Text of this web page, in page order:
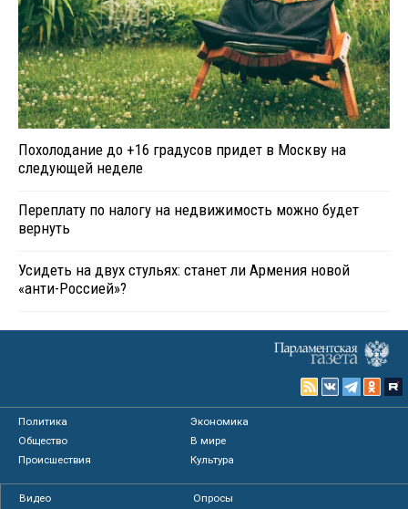
Похолодание до +16 градусов придет в Москву на
следующей неделе
Переплату по налогу на недвижимость можно будет
вернуть
Усидеть на двух стульях: станет ли Армения новой
«анти-Россией»?
Политика
Экономика
Общество
В мире
Происшествия
Культура
Видео
Опросы